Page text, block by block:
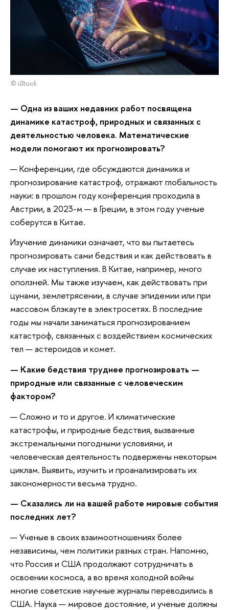
© iStock
— Одна из ваших недавних работ посвящена
динамике катастроф, природных и связанных с
деятельностью человека. Математические
модели помогают их прогнозировать?
— Конференции, где обсуждаются динамика и
прогнозирование катастроф, отражают глобальность
науки: в прошлом году конференция проходила в
Австрии, в 2023-м — в Греции, в этом году ученые
соберутся в Китае.
Изучение динамики означает, что вы пытаетесь
прогнозировать сами бедствия и как действовать в
случае их наступления. В Китае, например, много
оползней. Мы также изучаем, как действовать при
цунами, землетрясении, в случае эпидемии или при
массовом блэкауте в электросетях. В последние
годы мы начали заниматься прогнозированием
катастроф, связанных с воздействием космических
тел — астероидов и комет.
— Какие бедствия труднее прогнозировать —
природные или связанные с человеческим
фактором?
— Сложно и то и другое. И климатические
катастрофы, и природные бедствия, вызванные
экстремальными погодными условиями, и
человеческая деятельность подвержены некоторым
циклам. Выявить, изучить и проанализировать их
закономерности весьма трудно.
— Сказались ли на вашей работе мировые события
последних лет?
— Ученые в своих взаимоотношениях более
независимы, чем политики разных стран. Напомню,
что Россия и США продолжают сотрудничать в
освоении космоса, а во время холодной войны
многие советские научные журналы переводились в
США. Наука — мировое достояние, и ученые должны